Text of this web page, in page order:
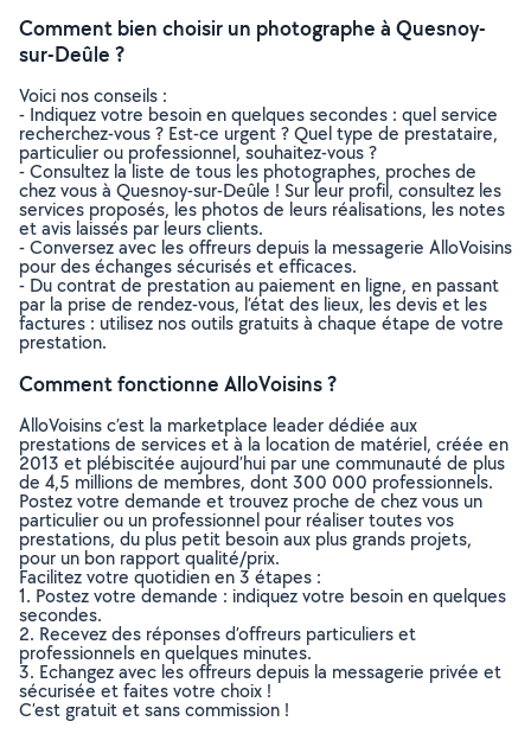
Comment bien choisir un photographe à Quesnoy-
sur-Deûle ?
Voici nos conseils :
- Indiquez votre besoin en quelques secondes : quel service
recherchez-vous ? Est-ce urgent ? Quel type de prestataire,
particulier ou professionnel, souhaitez-vous ?
- Consultez la liste de tous les photographes, proches de
chez vous à Quesnoy-sur-Deûle ! Sur leur profil, consultez les
services proposés, les photos de leurs réalisations, les notes
et avis laissés par leurs clients.
- Conversez avec les offreurs depuis la messagerie AlloVoisins
pour des échanges sécurisés et efficaces.
- Du contrat de prestation au paiement en ligne, en passant
par la prise de rendez-vous, l’état des lieux, les devis et les
factures : utilisez nos outils gratuits à chaque étape de votre
prestation.
Comment fonctionne AlloVoisins ?
AlloVoisins c’est la marketplace leader dédiée aux
prestations de services et à la location de matériel, créée en
2013 et plébiscitée aujourd’hui par une communauté de plus
de 4,5 millions de membres, dont 300 000 professionnels.
Postez votre demande et trouvez proche de chez vous un
particulier ou un professionnel pour réaliser toutes vos
prestations, du plus petit besoin aux plus grands projets,
pour un bon rapport qualité/prix.
Facilitez votre quotidien en 3 étapes :
1. Postez votre demande : indiquez votre besoin en quelques
secondes.
2. Recevez des réponses d’offreurs particuliers et
professionnels en quelques minutes.
3. Echangez avec les offreurs depuis la messagerie privée et
sécurisée et faites votre choix !
C’est gratuit et sans commission !